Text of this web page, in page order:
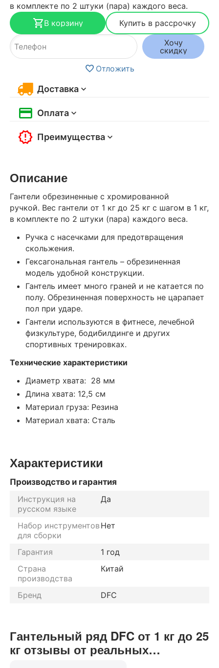
в комплекте по 2 штуки (пара) каждого веса.
В корзину
Купить в рассрочку
Хочу
скидку
Отложить
Доставка
Оплата
Преимущества
Описание
Гантели обрезиненные с хромированной
ручкой. Вес гантели от 1 кг до 25 кг с шагом в 1 кг,
в комплекте по 2 штуки (пара) каждого веса.
Ручка с насечками для предотвращения
скольжения.
Гексагональная гантель – обрезиненная
модель удобной конструкции.
Гантель имеет много граней и не катается по
полу. Обрезиненная поверхность не царапает
пол при ударе.
Гантели используются в фитнесе, лечебной
физкультуре, бодибилдинге и других
спортивных тренировках.
Технические характеристики
Диаметр хвата: 28 мм
Длина хвата: 12,5 см
Материал груза: Резина
Материал хвата: Сталь
Характеристики
Производство и гарантия
Инструкция на
русском языке
Да
Набор инструментов
для сборки
Нет
Гарантия
1 год
Страна
производства
Китай
Бренд DFC
Гантельный ряд DFC от 1 кг до 25
кг отзывы от реальных